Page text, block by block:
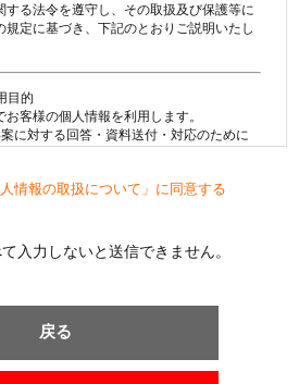
する法令を遵守し、その取扱及び保護等に
定に基づき、下記のとおりご説明いたし
目的
客様の個人情報を利用します。
に対する回答・資料送付・対応のために
管理等の契約を締結し、契約に基づく役務
めに、購入希望・売却希望・賃貸希望等
流通機構（宅地建物取引業法により、国土
年月日・成約価格などの情報で、氏名は含
人情報の取扱について」に同意する
入力しないと送信できません。
戻る